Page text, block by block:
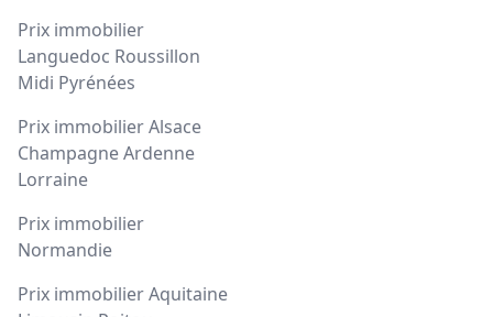
Prix immobilier
Languedoc Roussillon
Midi Pyrénées
Prix immobilier Alsace
Champagne Ardenne
Lorraine
Prix immobilier
Normandie
Prix immobilier Aquitaine